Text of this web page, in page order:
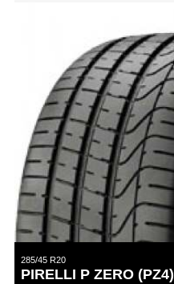
285/45 R20
PIRELLI P ZERO (PZ4)